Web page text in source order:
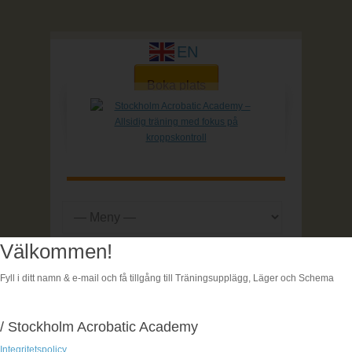
EN
Boka plats
Hem |Akrobatikläger
Akrobatikläger –
Välkommen!
Fyll i ditt namn & e-mail och få tillgång till Träningsupplägg, Läger och Schema
/ Stockholm Acrobatic Academy
Integritetspolicy